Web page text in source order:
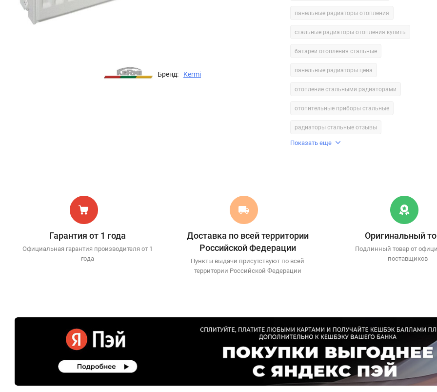
Бренд: Kermi
панельные радиаторы отопления
стальные радиаторы отопления купить
батареи отопления стальные
панельные радиаторы цена
отопление стальными радиаторами
отопительные приборы стальные
радиаторы стальные отзывы
Показать еще
Гарантия от 1 года
Официальная гарантия производителя от 1
года
Доставка по всей территории
Российской Федерации
Пункты выдачи присутствуют по всей
территории Российской Федерации
Оригинальный
Подлинный товар от
поставщиков